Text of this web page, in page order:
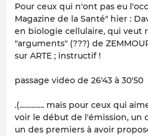
Pour ceux qui n'ont pas eu
Magazine de la Santé" hier :
en biologie cellulaire, qui veut
"arguments" (???) de
sur ARTE ; instructif !
passage video de 26'43 à 30'50
.(.............. mais pour ceux qui
voir le début de l'émission, un
un des premiers à avoir